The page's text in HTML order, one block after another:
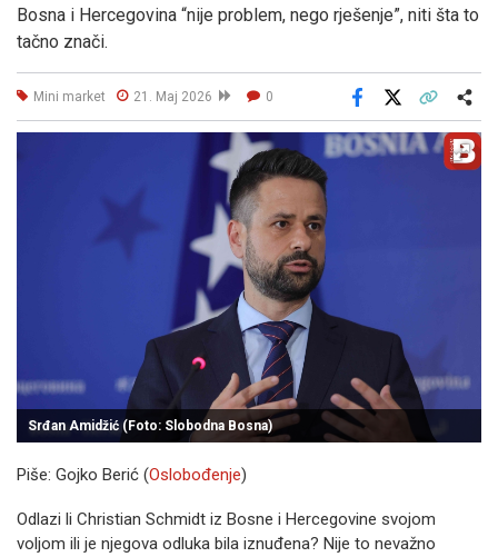
Bosna i Hercegovina “nije problem, nego rješenje”, niti šta to
tačno znači.
Mini market 21. Maj 2026 0
Facebook
Srđan Amidžić (Foto: Slobodna Bosna)
Piše: Gojko Berić (Oslobođenje)
Odlazi li Christian Schmidt iz Bosne i Hercegovine svojom
voljom ili je njegova odluka bila iznuđena? Nije to nevažno